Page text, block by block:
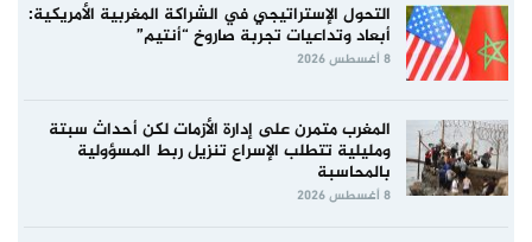
التحول الإستراتيجي في الشراكة المغربية الأمريكية:
أبعاد وتداعيات تجربة صاروخ “أنتيم”
8 أغسطس 2026
المغرب متمرن على إدارة الأزمات لكن أحداث سبتة
ومليلية تتطلب الإسراع تنزيل ربط المسؤولية
بالمحاسبة
8 أغسطس 2026